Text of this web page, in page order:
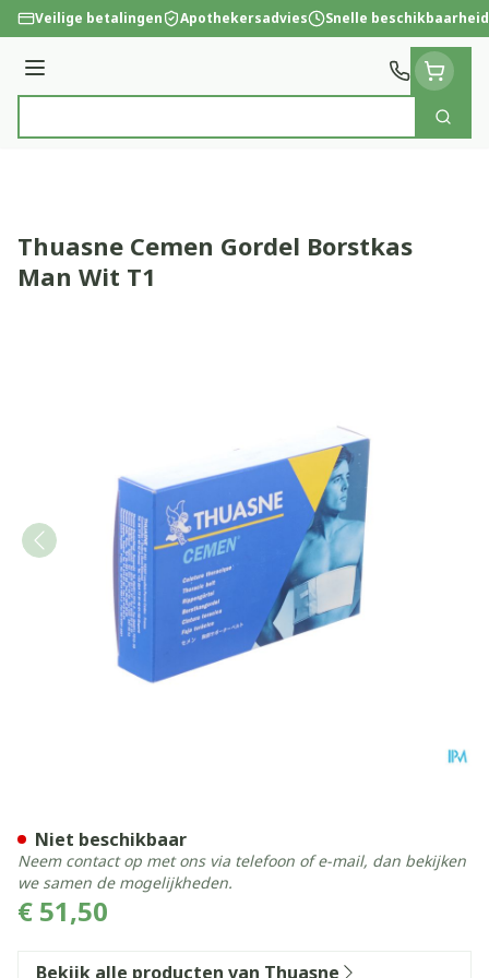
Ga naar de inhoud
Veilige betalingen Apothekersadvies Snelle beschikbaarheid
Menu
Zoek
Thuasne Cemen Gordel Borstkas
Man Wit T1
€ 51,50
Niet beschikbaar
Neem contact op met ons via telefoon of e-mail, dan bekijken
we samen de mogelijkheden.
Bekijk alle producten van Thuasne